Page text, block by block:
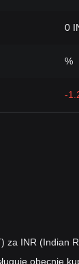
0
%
-
za INR (Indian
obecnie